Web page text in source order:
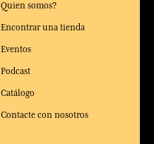
Quien somos?
Encontrar una tienda
Eventos
Podcast
Catálogo
Contacte con nosotros